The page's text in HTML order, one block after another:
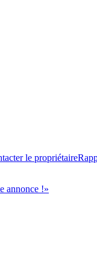
le propriétaire
annonce !»